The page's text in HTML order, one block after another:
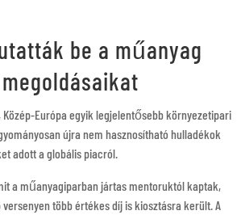
be a műanyag
Közép-Európa egyik legjelentősebb környezetipari
újra nem hasznosítható hulladékok
adott a globális piacról.
a műanyagiparban jártas mentoruktól kaptak,
több értékes díj is kiosztásra került. A